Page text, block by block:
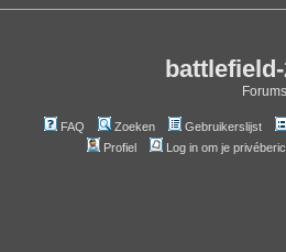
Forums
FAQ Zoeken Gebruikerslijst
Profiel
Log in om je